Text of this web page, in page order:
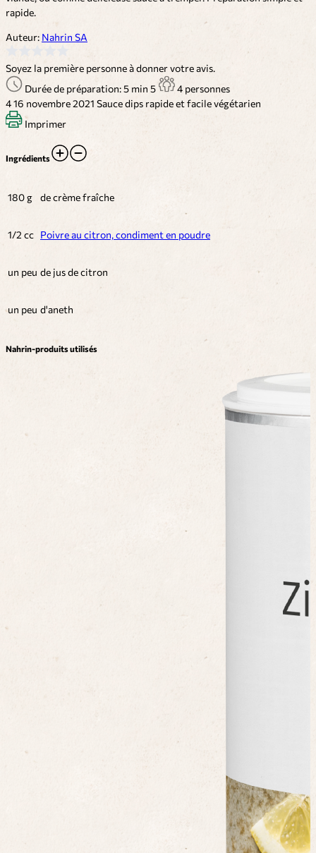
rapide.
Auteur: Nahrin SA
Soyez la première personne à donner votre avis.
Durée de préparation: 5 min 5
4 personnes
416 novembre 2021 Sauce dips rapide et facilevégétarien
Imprimer
Ingrédients
180 g de crème fraîche
1/2 cc Poivre au citron, condiment en poudre
un peu de jus de citron
un peu d'aneth
Nahrin-produits utilisés